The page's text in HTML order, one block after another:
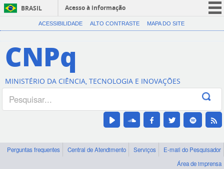
BRASIL
Acesso à informação
CORONAVÍRUS (COVID-19)
Canais
ACESSIBILIDADE ALTO CONTRASTE MAPA DO SITE
CNPq
MINISTÉRIO DA CIÊNCIA, TECNOLOGIA E INOVAÇÕES
Perguntas frequentes Central de Atendimento Serviços
E-mail do Pesquisador
Área de imprensa